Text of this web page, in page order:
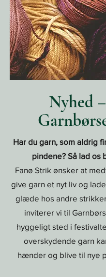
Nyhed –
Har du garn, som aldrig
pindene? Så lad os
Fanø Strik ønsker at
give garn et nyt liv og
glæde hos andre
inviterer vi til
hyggeligt sted i
overskydende garn
hænder og blive til nye